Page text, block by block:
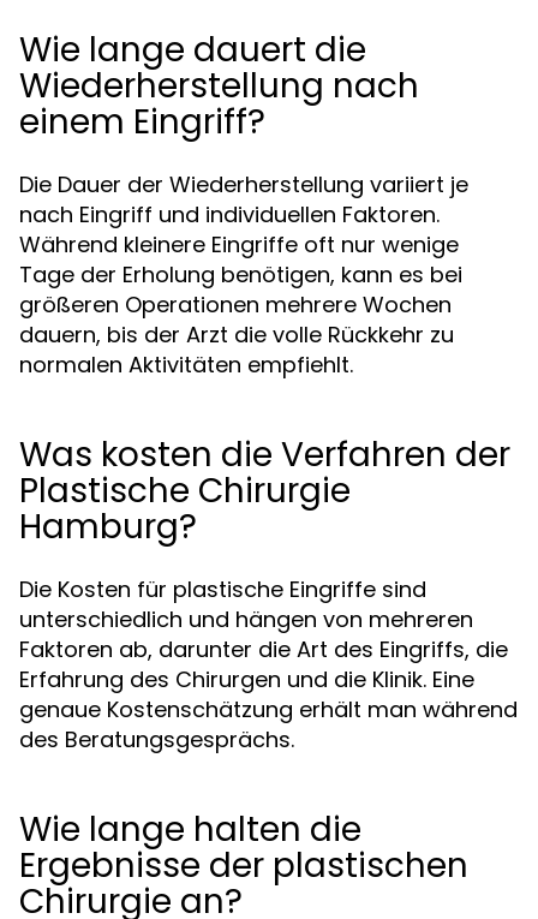
Wie lange dauert die
Wiederherstellung nach
einem Eingriff?
Die Dauer der Wiederherstellung variiert je
nach Eingriff und individuellen Faktoren.
Während kleinere Eingriffe oft nur wenige
Tage der Erholung benötigen, kann es bei
größeren Operationen mehrere Wochen
dauern, bis der Arzt die volle Rückkehr zu
normalen Aktivitäten empfiehlt.
Was kosten die Verfahren der
Plastische Chirurgie
Hamburg?
Die Kosten für plastische Eingriffe sind
unterschiedlich und hängen von mehreren
Faktoren ab, darunter die Art des Eingriffs, die
Erfahrung des Chirurgen und die Klinik. Eine
genaue Kostenschätzung erhält man während
des Beratungsgesprächs.
Wie lange halten die
Ergebnisse der plastischen
Chirurgie an?